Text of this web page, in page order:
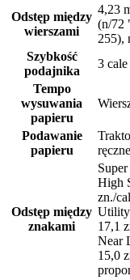
Odstęp między
wierszami
4,23
(n/72
255),
Szybkość
podajnika
3
Tempo
wysuwania
papieru
Podawanie
papieru
Odstęp między
znakami
High
zn./
17,1
Near
15,0